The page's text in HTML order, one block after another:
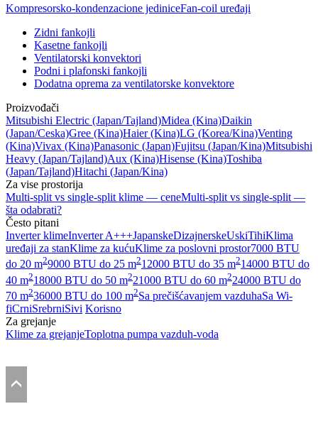
Kompresorsko-kondenzacione jediniceFan-coil uređaji
Zidni fankojli
Kasetne fankojli
Ventilatorski konvektori
Podni i plafonski fankojli
Dodatna oprema za ventilatorske konvektore
Proizvođači
Mitsubishi Electric (Japan/Tajland)Midea (Kina)Daikin
(Japan/Ceska)Gree (Kina)Haier (Kina)LG (Korea/Kina)Venting
(Kina)Vivax (Kina)Panasonic (Japan)Fujitsu (Japan/Kina)Mitsubishi
Heavy (Japan/Tajland)Aux (Kina)Hisense (Kina)Toshiba
(Japan/Tajland)Hitachi (Japan/Kina)
Za vise prostorija
Multi-split vs single-split klime — ceneMulti-split vs single-split —
šta odabrati?
Često pitani
Inverter klimeInverter A+++JapanskeDizajnerskeUskiTihiKlima
uređaji za stanKlime za kućuKlime za poslovni prostor7000 BTU
do 20 m29000 BTU do 25 m212000 BTU do 35 m214000 BTU do
40 m218000 BTU do 50 m221000 BTU do 60 m224000 BTU do
70 m236000 BTU do 100 m2Sa prečišćavanjem vazduhaSa Wi-
fiCrniSrebrniSivi Korisno
Za grejanje
Klime za grejanjeToplotna pumpa vazduh-voda